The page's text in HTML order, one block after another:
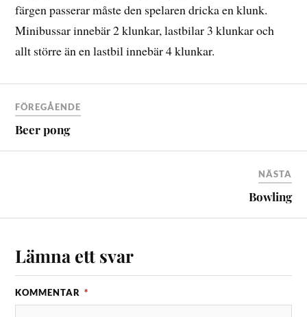
färgen passerar måste den spelaren dricka en klunk.
Minibussar innebär 2 klunkar, lastbilar 3 klunkar och
allt större än en lastbil innebär 4 klunkar.
FÖREGÅENDE
Beer pong
NÄSTA
Bowling
Lämna ett svar
KOMMENTAR *